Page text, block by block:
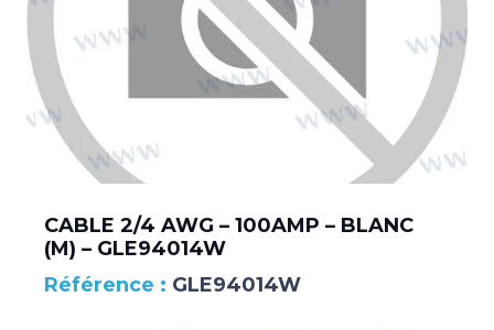
CABLE 2/4 AWG – 100AMP – BLANC
(M) – GLE94014W
GLE94014W